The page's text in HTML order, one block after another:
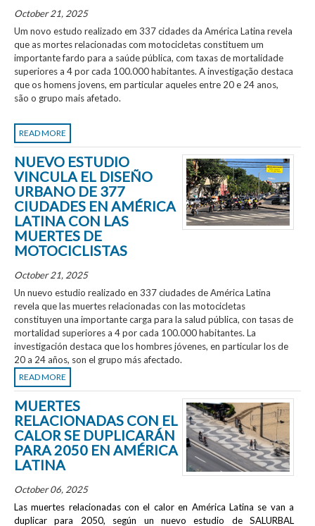
October 21, 2025
Um novo estudo realizado em 337 cidades da América Latina revela
que as mortes relacionadas com motocicletas constituem um
importante fardo para a saúde pública, com taxas de mortalidade
superiores a 4 por cada 100.000 habitantes. A investigação destaca
que os homens jovens, em particular aqueles entre 20 e 24 anos,
são o grupo mais afetado.
READ MORE
NUEVO ESTUDIO
VINCULA EL DISEÑO
URBANO DE 377
CIUDADES EN AMÉRICA
LATINA CON LAS
MUERTES DE
MOTOCICLISTAS
October 21, 2025
Un nuevo estudio realizado en 337 ciudades de América Latina
revela que las muertes relacionadas con las motocicletas
constituyen una importante carga para la salud pública, con tasas de
mortalidad superiores a 4 por cada 100.000 habitantes. La
investigación destaca que los hombres jóvenes, en particular los de
20 a 24 años, son el grupo más afectado.
READ MORE
MUERTES
RELACIONADAS CON EL
CALOR SE DUPLICARÁN
PARA 2050 EN AMÉRICA
LATINA
October 06, 2025
Las muertes relacionadas con el calor en América Latina se van a
duplicar para 2050, según un nuevo estudio de SALURBAL